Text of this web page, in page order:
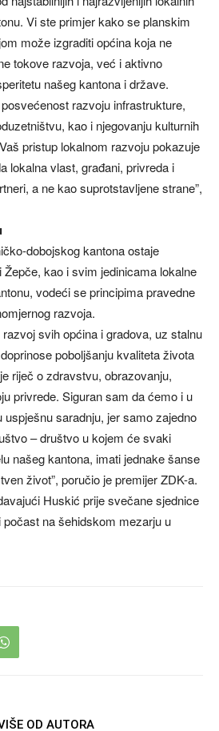
Vi ste primjer kako se planskim
može izgraditi općina koja ne
tokove razvoja, već i aktivno
našeg kantona i države.
razvoju infrastrukture,
kao i njegovanju kulturnih
pristup lokalnom razvoju pokazuje
lokalna vlast, građani, privreda i
a ne kao suprotstavljene strane”,
dobojskog kantona ostaje
kao i svim jedinicama lokalne
vodeći se principima pravedne
razvoja.
svih općina i gradova, uz stalnu
poboljšanju kvaliteta života
riječ o zdravstvu, obrazovanju,
privrede. Siguran sam da ćemo i u
saradnju, jer samo zajedno
– društvo u kojem će svaki
našeg kantona, imati jednake šanse
život”, poručio je premijer ZDK-a.
Huskić prije svečane sjednice
na šehidskom mezarju u
OD AUTORA